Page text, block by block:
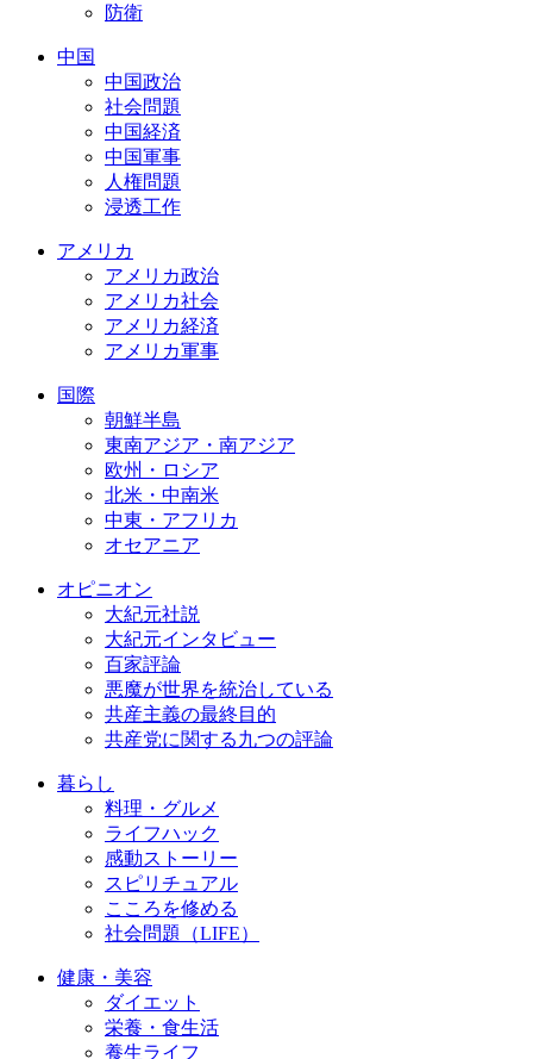
防衛
中国
中国政治
社会問題
中国経済
中国軍事
人権問題
浸透工作
アメリカ
アメリカ政治
アメリカ社会
アメリカ経済
アメリカ軍事
国際
朝鮮半島
東南アジア・南アジア
欧州・ロシア
北米・中南米
中東・アフリカ
オセアニア
オピニオン
大紀元社説
大紀元インタビュー
百家評論
悪魔が世界を統治している
共産主義の最終目的
共産党に関する九つの評論
暮らし
料理・グルメ
ライフハック
感動ストーリー
スピリチュアル
こころを修める
社会問題（LIFE）
健康・美容
ダイエット
栄養・食生活
養生ライフ